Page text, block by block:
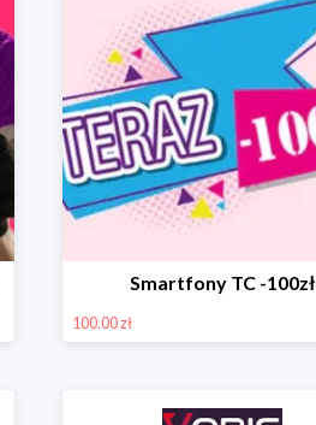
Smartfony TC -100zł
100.00 zł